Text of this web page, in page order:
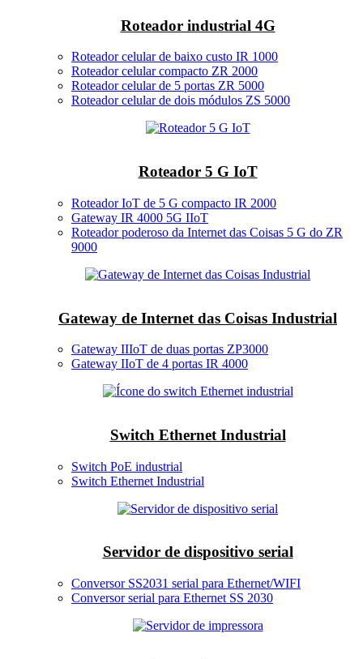
Roteador industrial 4G
Roteador celular de baixo custo IR 1000
Roteador celular compacto ZR 2000
Roteador celular de 5 portas ZR 5000
Roteador celular de dois módulos ZS 5000
Roteador 5 G IoT
Roteador IoT de 5 G compacto IR 2000
Gateway IR 4000 5G IIoT
Roteador poderoso da Internet das Coisas 5 G do ZR
9000
Gateway de Internet das Coisas Industrial
Gateway IIIoT de duas portas ZP3000
Gateway IIoT de 4 portas IR 4000
Switch Ethernet Industrial
Switch PoE industrial
Switch Ethernet Industrial
Servidor de dispositivo serial
Conversor SS2031 serial para Ethernet/WIFI
Conversor serial para Ethernet SS 2030